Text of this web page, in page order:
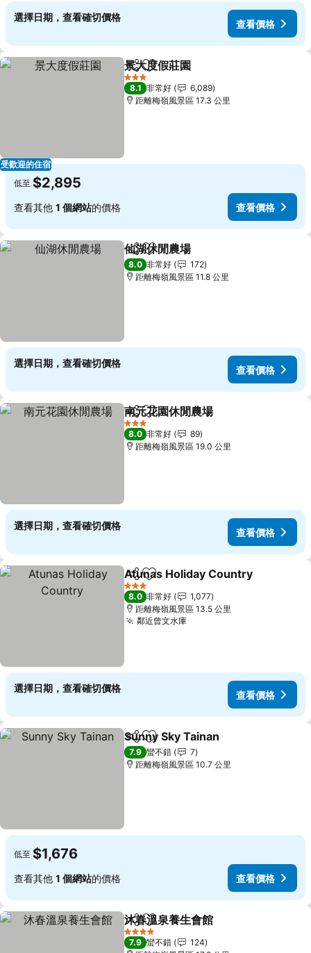
選擇日期，查看確切價格
查看價格
受歡迎的住宿
分享 加入我的最愛
景大度假莊園
3 星級
8.1 非常好
6,089
距離梅嶺風景區 17.3 公里
低至 $2,895
查看其他 1 個網站的價格 查看價格
分享 加入我的最愛
仙湖休閒農場
8.0 非常好
172
距離梅嶺風景區 11.8 公里
選擇日期，查看確切價格
查看價格
分享 加入我的最愛
南元花園休閒農場
3 星級
8.0 非常好
89
距離梅嶺風景區 19.0 公里
選擇日期，查看確切價格
查看價格
分享 加入我的最愛
Atunas Holiday Country
3 星級
8.0 非常好
1,077
距離梅嶺風景區 13.5 公里
鄰近曾文水庫
選擇日期，查看確切價格
查看價格
分享 加入我的最愛
Sunny Sky Tainan
7.9 蠻不錯
7
距離梅嶺風景區 10.7 公里
低至 $1,676
查看其他 1 個網站的價格 查看價格
分享 加入我的最愛
沐春溫泉養生會館
4 星級
7.9 蠻不錯
124